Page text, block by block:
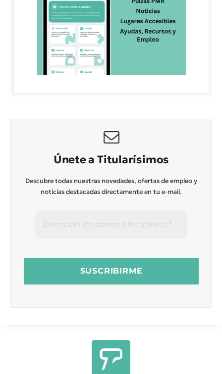
Únete a Titularísimos
Descubre todas nuestras novedades, ofertas de empleo y
noticias destacadas directamente en tu e-mail.